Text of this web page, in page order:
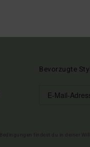
Bevorzugte